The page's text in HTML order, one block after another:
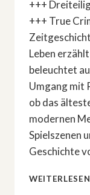
+++
+++ True
Leben
beleuchtet
Umgang mit
ob das
modernen
Spielszenen
Geschichte
WEITERLESEN